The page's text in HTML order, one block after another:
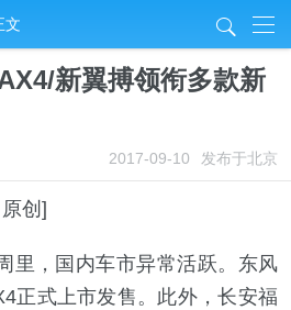
文 j
新翼搏领衔多款新
2017-09-10 发布于北京
创]
，国内车市异常活跃。东风
正式上市发售。此外，长安福